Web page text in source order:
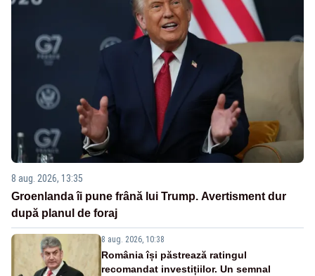
8 aug. 2026, 13:35
Groenlanda îi pune frână lui Trump. Avertisment dur
după planul de foraj
8 aug. 2026, 10:38
România își păstrează ratingul
recomandat investițiilor. Un semnal